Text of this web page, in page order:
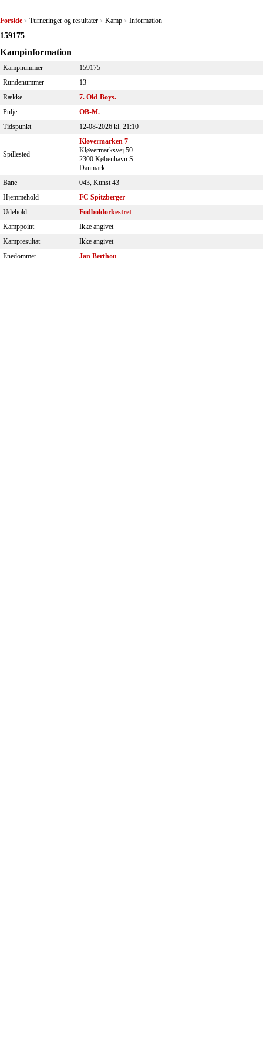
Forside > Turneringer og resultater > Kamp > Information
159175
Kampinformation
Kampnummer
159175
Rundenummer
13
Række
7. Old-Boys.
Pulje
OB-M.
Tidspunkt
12-08-2026 kl. 21:10
Spillested
Kløvermarken 7
Kløvermarksvej 50
2300 København S
Danmark
Bane
043, Kunst 43
Hjemmehold
FC Spitzberger
Udehold
Fodboldorkestret
Kamppoint
Ikke angivet
Kampresultat
Ikke angivet
Enedommer
Jan Berthou